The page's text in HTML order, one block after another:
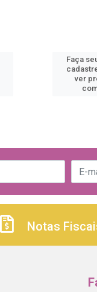
Faça
ver
Notas